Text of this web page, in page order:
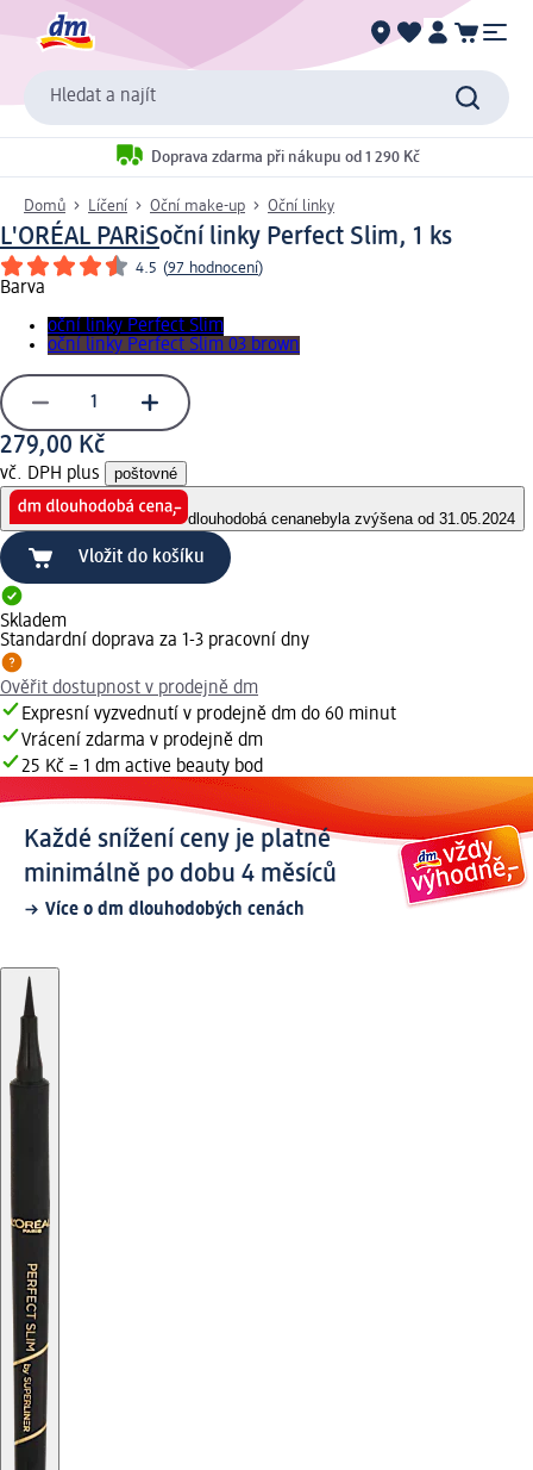
Hledat a najít
Doprava zdarma při nákupu od 1 290 Kč
Domů Líčení Oční make-up Oční linky
L'ORÉAL PARiSoční linky Perfect Slim, 1 ks
4.5 (97 hodnocení)
Barva
oční linky Perfect Slim
oční linky Perfect Slim 03 brown
279,00 Kč
vč. DPH plus poštovné
dlouhodobá cenanebyla zvýšena od 31.05.2024
Vložit do košíku
Skladem
Standardní doprava za 1-3 pracovní dny
Ověřit dostupnost v prodejně dm
Expresní vyzvednutí v prodejně dm do 60 minut
Vrácení zdarma v prodejně dm
25 Kč = 1 dm active beauty bod
Každé snížení ceny je platné
minimálně po dobu 4 měsíců
Více o dm dlouhodobých cenách